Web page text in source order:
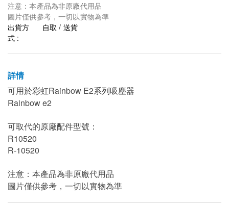
注意：本產品為非原廠代用品
圖片僅供參考，一切以實物為準
出貨方
式 :
自取 / 送貨
詳情
可用於彩虹Rainbow E2系列吸塵器
Rainbow e2
可取代的原廠配件型號：
R10520
R-10520
注意：本產品為非原廠代用品
圖片僅供參考，一切以實物為準